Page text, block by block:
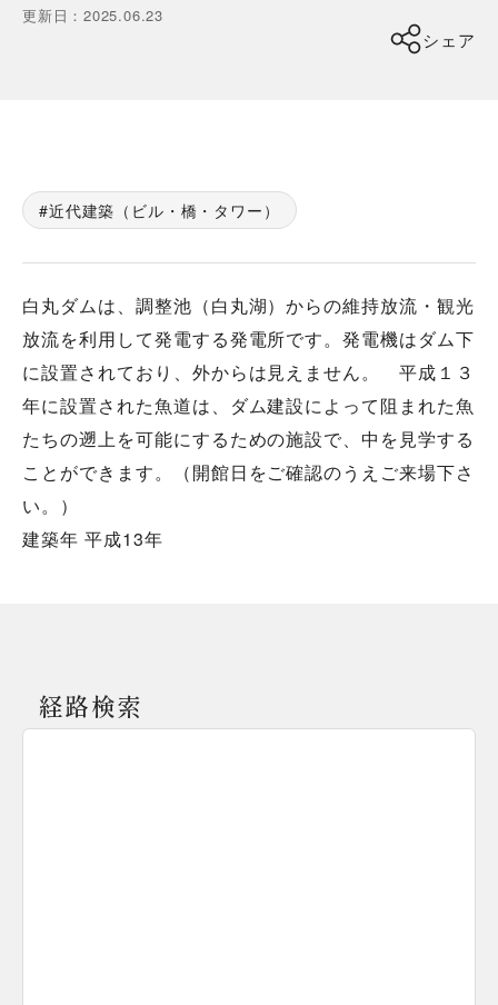
更新日 ：2025.06.23
シェア
近代建築（ビル・橋・タワー）
白丸ダムは、調整池（白丸湖）からの維持放流・観光
放流を利用して発電する発電所です。発電機はダム下
に設置されており、外からは見えません。 平成１３
年に設置された魚道は、ダム建設によって阻まれた魚
たちの遡上を可能にするための施設で、中を見学する
ことができます。（開館日をご確認のうえご来場下さ
い。）
建築年 平成13年
経路検索